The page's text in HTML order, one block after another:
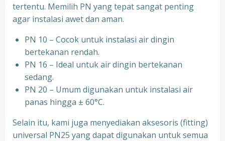
tertentu. Memilih PN yang tepat sangat penting
agar instalasi awet dan aman.
PN 10 – Cocok untuk instalasi air dingin
bertekanan rendah.
⁠PN 16 – Ideal untuk air dingin bertekanan
sedang.
⁠PN 20 – Umum digunakan untuk instalasi air
panas hingga ± 60°C.
Selain itu, kami juga menyediakan aksesoris (fitting)
universal PN25 yang dapat digunakan untuk semua